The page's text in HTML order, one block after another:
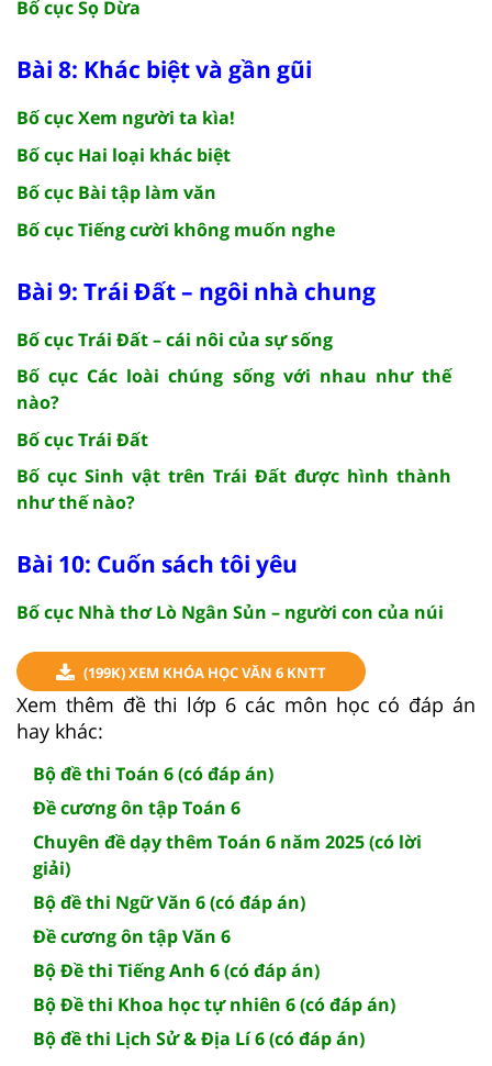
Bố cục Sọ Dừa
Bài 8: Khác biệt và gần gũi
Bố cục Xem người ta kìa!
Bố cục Hai loại khác biệt
Bố cục Bài tập làm văn
Bố cục Tiếng cười không muốn nghe
Bài 9: Trái Đất – ngôi nhà chung
Bố cục Trái Đất – cái nôi của sự sống
Bố cục Các loài chúng sống với nhau như thế
nào?
Bố cục Trái Đất
Bố cục Sinh vật trên Trái Đất được hình thành
như thế nào?
Bài 10: Cuốn sách tôi yêu
Bố cục Nhà thơ Lò Ngân Sủn – người con của núi
(199K) XEM KHÓA HỌC VĂN 6 KNTT
Xem thêm đề thi lớp 6 các môn học có đáp án
hay khác:
Bộ đề thi Toán 6 (có đáp án)
Đề cương ôn tập Toán 6
Chuyên đề dạy thêm Toán 6 năm 2025 (có lời
giải)
Bộ đề thi Ngữ Văn 6 (có đáp án)
Đề cương ôn tập Văn 6
Bộ Đề thi Tiếng Anh 6 (có đáp án)
Bộ Đề thi Khoa học tự nhiên 6 (có đáp án)
Bộ đề thi Lịch Sử & Địa Lí 6 (có đáp án)